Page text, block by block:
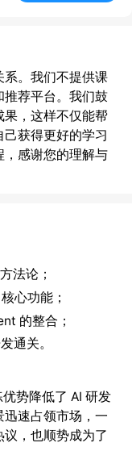
。我们不提供课
荐平台。我们鼓
果，这样不仅能帮
获得更好的学习
感谢您的理解与
法论；
心功能；
的整合；
通关。
势降低了 AI 研发
速占领市场，一
，也顺势成为了